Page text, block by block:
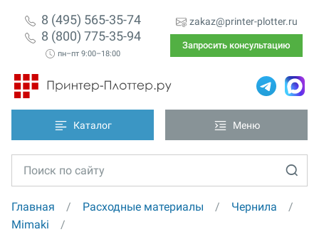
8 (495) 565-35-74
8 (800) 775-35-94
пн–пт 9:00–18:00
zakaz@printer-plotter.ru
Запросить консультацию
Каталог Меню
Главная Расходные материалы
Чернила
Mimaki